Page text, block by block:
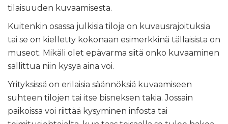
tilaisuuden kuvaamisesta.
Kuitenkin osassa julkisia tiloja on kuvausrajoituksia
tai se on kielletty kokonaan esimerkkinä tällaisista on
museot. Mikäli olet epävarma siitä onko kuvaaminen
sallittua niin kysyä aina voi.
Yrityksissä on erilaisia säännöksiä kuvaamiseen
suhteen tilojen tai itse bisneksen takia. Jossain
paikoissa voi riittää kysyminen infosta tai